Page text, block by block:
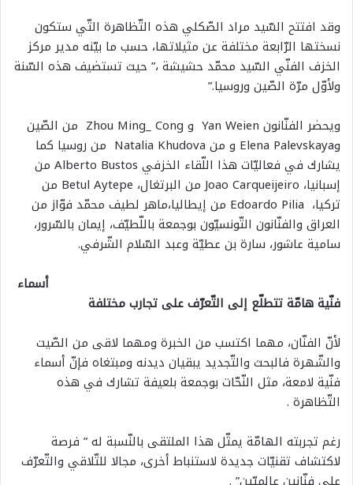
وقد افتتح السّيد مراد الصّكلي هذه التّظاهرة التّي ستكون
نسختها الرّابعة مختلفة عن مثيلاتها، حسب ما بيّنه مدير مركز
الخزف الفنّي السّيد محمّد حشيشة ،” حيث تستضيف هذه السّنة
ولأوّل مرّة الصّين وروسيا.”
ويحضر الفنّانون Yan Weien و Zhou Ming_ Cong من الصّين
وElena Palevskaya و من Natalia Khudova من روسيا كما
يشارك في فعاليّات هذا اللّقاء الخزفي Alberto Bustos من
إسبانيا، Joao Carqueijeiro من البرتغال، Betul Aytepe من
تركيا، Edoardo Pilia من إيطاليا،ماهر لطيف محمّد فوّاز من
العراق والفنّانون التّونسيّون بوجمعة باللّطيّف، إيمان بالسّرور،
سامية عاشور، سارة بن عطيّة وعبد السّلام الشّرفي.
أسماء
فنّية هامّة تتطلّع إلى التّعرّف على تجارب مختلفة
لأنّ الفنّان، مهما اكتسب من الخبرة ومهما لاقى من الصّيت
والشّهرة فالبحث والتّجديد يبقيان ديدنه ومبتغاه فإنّ أسماء
فنّية لامعة، مثل النّحّات بوجمعة بلعيفة تشارك في هذه
التّظاهرة .
رغم تجربته الهامّة يمثّل هذا الملتقى بالنّسبة له ” فرصة
لاكتشاف تقنيّات جديدة لاستنباط أخرى، مجالا للتّلاقي والتّعرّف